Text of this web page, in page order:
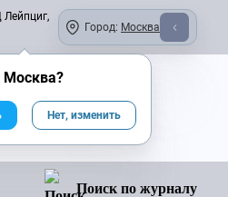
Лейпциг,
Город: Москва
Поиск по журналу
Москва?
Нет, изменить